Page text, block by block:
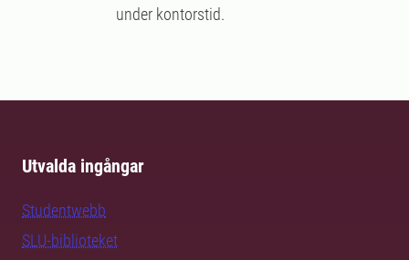
under kontorstid.
Utvalda ingångar
Studentwebb
SLU-biblioteket